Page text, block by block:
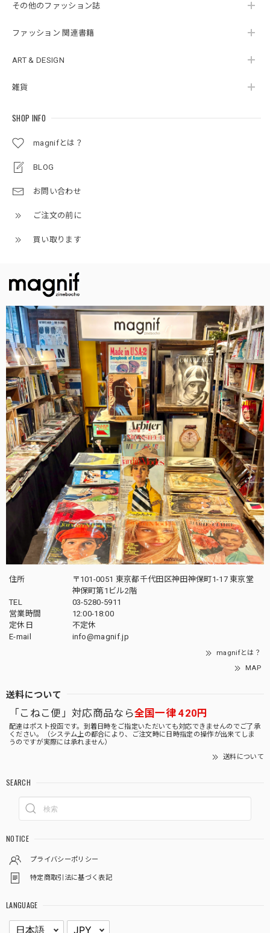
その他のファッション誌
ファッション 関連書籍
ART & DESIGN
雑貨
SHOP INFO
magnifとは？
BLOG
お問い合わせ
ご注文の前に
買い取ります
住所
〒101-0051 東京都千代田区神田神保町1-17 東京堂
神保町第1ビル2階
TEL
03-5280-5911
営業時間
12:00-18:00
定休日
不定休
E-mail
info@magnif.jp
magnifとは？
MAP
送料について
「こねこ便」対応商品なら全国一律 420円
配達はポスト投函です。到着日時をご指定いただいても対応できませんのでご了承
ください。（システム上の都合により、ご注文時に日時指定の操作が出来てしま
うのですが実際には承れません）
送料について
SEARCH
NOTICE
プライバシーポリシー
特定商取引法に基づく表記
LANGUAGE